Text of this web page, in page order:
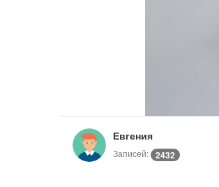
Евгения
Записей: 2432